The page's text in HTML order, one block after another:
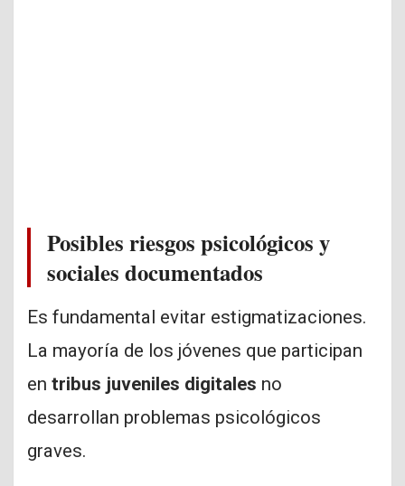
Posibles riesgos psicológicos y
sociales documentados
Es fundamental evitar estigmatizaciones.
La mayoría de los jóvenes que participan
en tribus juveniles digitales no
desarrollan problemas psicológicos
graves.